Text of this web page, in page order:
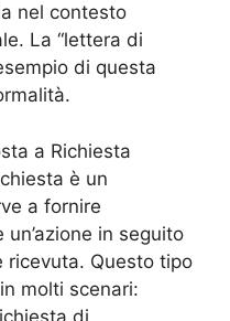
nel contesto
La “lettera di
di questa
a Richiesta
è un
a fornire
in seguito
ricevuta. Questo tipo
molti scenari:
di